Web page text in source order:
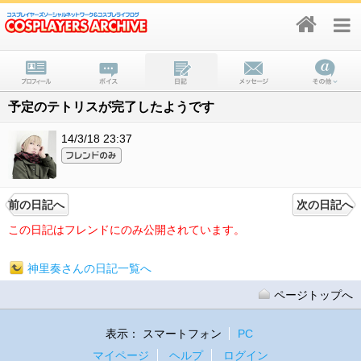
予定のテトリスが完了したようです
14/3/18 23:37
前の日記へ
次の日記へ
この日記はフレンドにのみ公開されています。
神里奏さんの日記一覧へ
ページトップへ
表示： スマートフォン
PC
マイページ
ヘルプ ログイン